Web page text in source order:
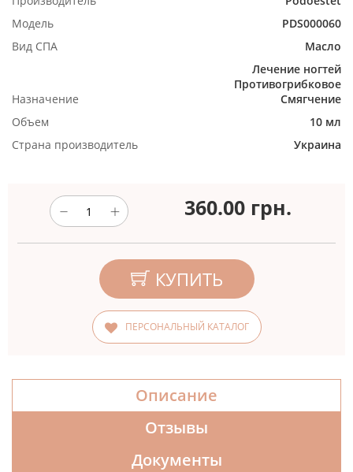
Модель
PDS000060
Вид СПА
Масло
Назначение
Лечение ногтей
Противогрибковое
Смягчение
Объем
10 мл
Страна производитель
Украина
360.00 грн.
КУПИТЬ
ПЕРСОНАЛЬНЫЙ КАТАЛОГ
Описание
Отзывы
Документы